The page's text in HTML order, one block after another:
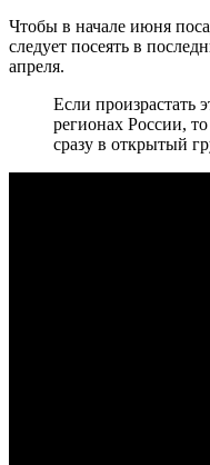
Чтобы в начале июня
следует посеять в
апреля.
Если произрастать
регионах России,
сразу в открытый